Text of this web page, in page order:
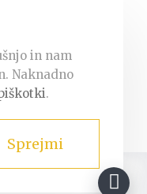
in nam
Naknadno
.
Sprejmi